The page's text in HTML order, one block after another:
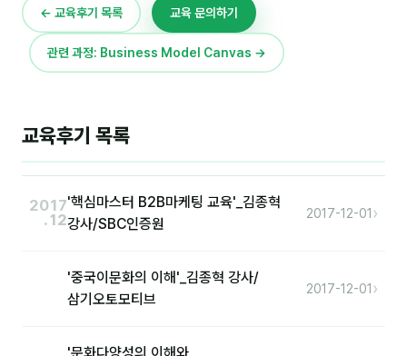
이옥겸
이인우
전승빈
조안나
← 교육후기 목록 교육 문의하기
관련 과정: Business Model Canvas →
교육후기 목록
2017
.12
'핵심마스터 B2B마케팅 교육'_김종혁
강사/SBC인증원
2017-12-01 ›
'중국이문화의 이해'_김종혁 강사/
삼기오토모티브
2017-12-01 ›